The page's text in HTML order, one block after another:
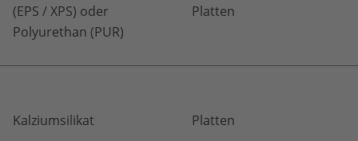
(EPS / XPS) oder
Polyurethan (PUR)
Platten
Kalziumsilikat Platten